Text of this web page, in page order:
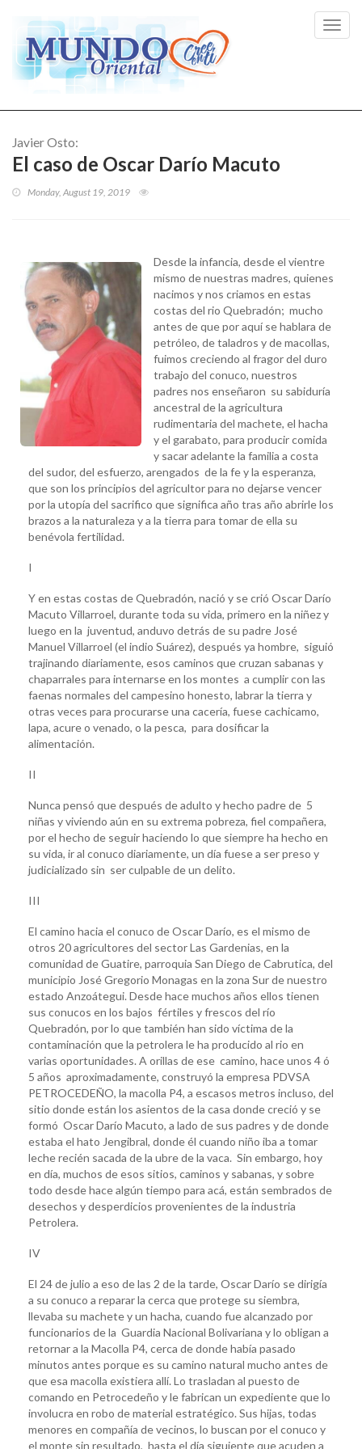
Javier Osto:
El caso de Oscar Darío Macuto
Monday, August 19, 2019
Desde la infancia, desde el vientre
mismo de nuestras madres, quienes
nacimos y nos criamos en estas
costas del rio Quebradón; mucho
antes de que por aquí se hablara de
petróleo, de taladros y de macollas,
fuimos creciendo al fragor del duro
trabajo del conuco, nuestros
padres nos enseñaron su sabiduría
ancestral de la agricultura
rudimentaria del machete, el hacha
y el garabato, para producir comida
y sacar adelante la familia a costa
del sudor, del esfuerzo, arengados de la fe y la esperanza,
que son los principios del agricultor para no dejarse vencer
por la utopía del sacrifico que significa año tras año abrirle los
brazos a la naturaleza y a la tierra para tomar de ella su
benévola fertilidad.
I
Y en estas costas de Quebradón, nació y se crió Oscar Darío
Macuto Villarroel, durante toda su vida, primero en la niñez y
luego en la juventud, anduvo detrás de su padre José
Manuel Villarroel (el indio Suárez), después ya hombre, siguió
trajinando diariamente, esos caminos que cruzan sabanas y
chaparrales para internarse en los montes a cumplir con las
faenas normales del campesino honesto, labrar la tierra y
otras veces para procurarse una cacería, fuese cachicamo,
lapa, acure o venado, o la pesca, para dosificar la
alimentación.
II
Nunca pensó que después de adulto y hecho padre de 5
niñas y viviendo aún en su extrema pobreza, fiel compañera,
por el hecho de seguir haciendo lo que siempre ha hecho en
su vida, ir al conuco diariamente, un día fuese a ser preso y
judicializado sin ser culpable de un delito.
III
El camino hacia el conuco de Oscar Darío, es el mismo de
otros 20 agricultores del sector Las Gardenias, en la
comunidad de Guatire, parroquia San Diego de Cabrutica, del
municipio José Gregorio Monagas en la zona Sur de nuestro
estado Anzoátegui. Desde hace muchos años ellos tienen
sus conucos en los bajos fértiles y frescos del río
Quebradón, por lo que también han sido víctima de la
contaminación que la petrolera le ha producido al rio en
varias oportunidades. A orillas de ese camino, hace unos 4 ó
5 años aproximadamente, construyó la empresa PDVSA
PETROCEDEÑO, la macolla P4, a escasos metros incluso, del
sitio donde están los asientos de la casa donde creció y se
formó Oscar Darío Macuto, a lado de sus padres y de donde
estaba el hato Jengibral, donde él cuando niño iba a tomar
leche recién sacada de la ubre de la vaca. Sin embargo, hoy
en día, muchos de esos sitios, caminos y sabanas, y sobre
todo desde hace algún tiempo para acá, están sembrados de
desechos y desperdicios provenientes de la industria
Petrolera.
IV
El 24 de julio a eso de las 2 de la tarde, Oscar Darío se dirigía
a su conuco a reparar la cerca que protege su siembra,
llevaba su machete y un hacha, cuando fue alcanzado por
funcionarios de la Guardia Nacional Bolivariana y lo obligan a
retornar a la Macolla P4, cerca de donde había pasado
minutos antes porque es su camino natural mucho antes de
que esa macolla existiera allí. Lo trasladan al puesto de
comando en Petrocedeño y le fabrican un expediente que lo
involucra en robo de material estratégico. Sus hijas, todas
menores en compañía de vecinos, lo buscan por el conuco y
el monte sin resultado, hasta el día siguiente que acuden a